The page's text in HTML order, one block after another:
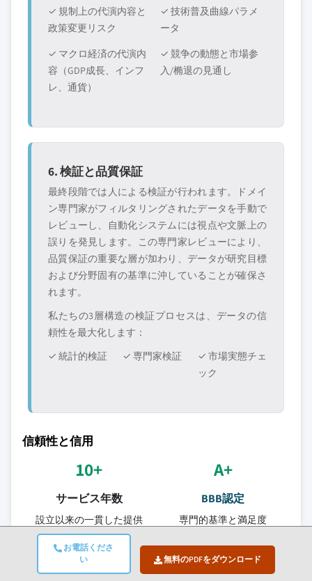
お電話くださ
い
無料のPDFをダウンロード
✓ 規制上の代演内容と
政策変更リスク
✓ 技術普及曲線パラメ
ータ
✓ マクロ経済の代演内
容（GDP成長、インフ
レ、通貨）
✓ 競争の動態と市場参
入/椭退の見通し
6. 検証と品質保証
最終段階では人による検証が行われます。ドメイ
ン専門家がフィルタリングされたデータを手動で
レビューし、自動化システムには視点や文脈上の
誤りを発見します。この専門家レビューにより、
品質保証の重要な層が加わり、データが研究目標
および分野固有の基準に沖していることが確保さ
れます。
私たちの3層構造の検証プロセスは、データの信
頼性を最大化します：
✓ 統計的検証
✓ 専門家検証
✓ 市場実態チェ
ック
信頼性と信用
10+
サービス年数
設立以来の一貫した提供
A+
BBB認定
専門的基準と満足度
ISO
認定品質
150+
リサーチアナリスト